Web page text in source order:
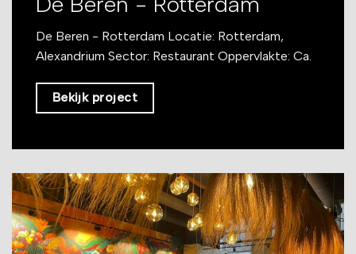
De Beren - Rotterdam Locatie: Rotterdam,
Alexandrium Sector: Restaurant Oppervlakte: Ca.
Bekijk project